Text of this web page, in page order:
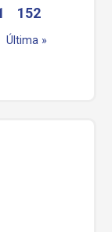
152
Última »